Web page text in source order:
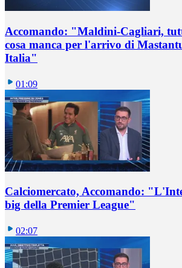
Accomando: "Maldini-Cagliari,
cosa manca per l'arrivo di
Italia"
01:09
Calciomercato, Accomando:
big della Premier League"
02:07